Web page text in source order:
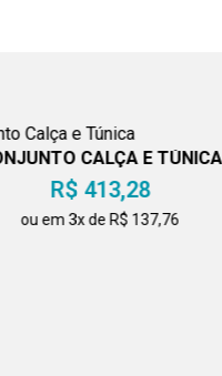
CALÇA E TÚNICA
R$ 413,28
ou em 3x de R$ 137,76